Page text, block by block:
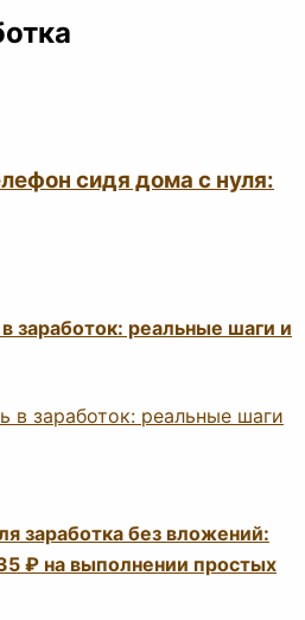
сидя дома с нуля:
заработок: реальные шаги и
заработка без вложений:
₽ на выполнении простых